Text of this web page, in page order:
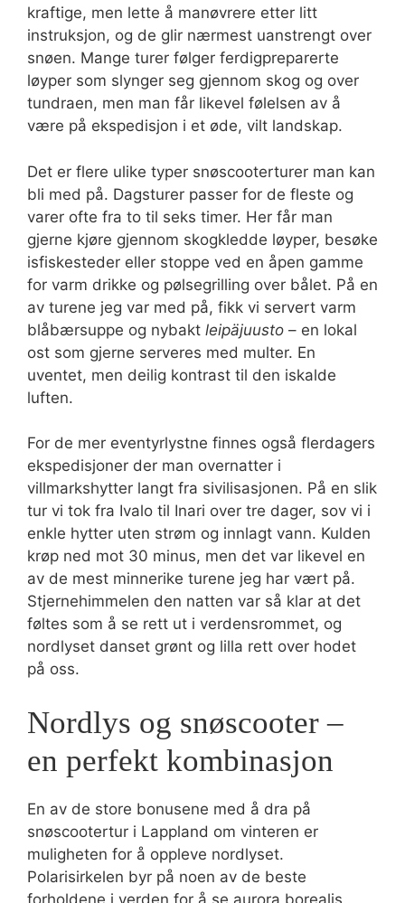
kraftige, men lette å manøvrere etter litt
instruksjon, og de glir nærmest uanstrengt over
snøen. Mange turer følger ferdigpreparerte
løyper som slynger seg gjennom skog og over
tundraen, men man får likevel følelsen av å
være på ekspedisjon i et øde, vilt landskap.
Det er flere ulike typer snøscooterturer man kan
bli med på. Dagsturer passer for de fleste og
varer ofte fra to til seks timer. Her får man
gjerne kjøre gjennom skogkledde løyper, besøke
isfiskesteder eller stoppe ved en åpen gamme
for varm drikke og pølsegrilling over bålet. På en
av turene jeg var med på, fikk vi servert varm
blåbærsuppe og nybakt leipäjuusto – en lokal
ost som gjerne serveres med multer. En
uventet, men deilig kontrast til den iskalde
luften.
For de mer eventyrlystne finnes også flerdagers
ekspedisjoner der man overnatter i
villmarkshytter langt fra sivilisasjonen. På en slik
tur vi tok fra Ivalo til Inari over tre dager, sov vi i
enkle hytter uten strøm og innlagt vann. Kulden
krøp ned mot 30 minus, men det var likevel en
av de mest minnerike turene jeg har vært på.
Stjernehimmelen den natten var så klar at det
føltes som å se rett ut i verdensrommet, og
nordlyset danset grønt og lilla rett over hodet
på oss.
Nordlys og snøscooter –
en perfekt kombinasjon
En av de store bonusene med å dra på
snøscootertur i Lappland om vinteren er
muligheten for å oppleve nordlyset.
Polarisirkelen byr på noen av de beste
forholdene i verden for å se aurora borealis.